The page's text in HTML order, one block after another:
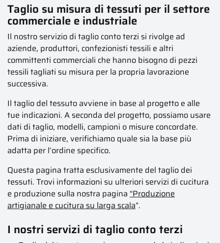
Taglio su misura di tessuti per il settore
commerciale e industriale
Il nostro servizio di taglio conto terzi si rivolge ad
aziende, produttori, confezionisti tessili e altri
committenti commerciali che hanno bisogno di pezzi
tessili tagliati su misura per la propria lavorazione
successiva.
Il taglio del tessuto avviene in base al progetto e alle
tue indicazioni. A seconda del progetto, possiamo usare
dati di taglio, modelli, campioni o misure concordate.
Prima di iniziare, verifichiamo quale sia la base più
adatta per l’ordine specifico.
Questa pagina tratta esclusivamente del taglio dei
tessuti. Trovi informazioni su ulteriori servizi di cucitura
e produzione sulla nostra pagina “Produzione
artigianale e cucitura su larga scala”.
I nostri servizi di taglio conto terzi